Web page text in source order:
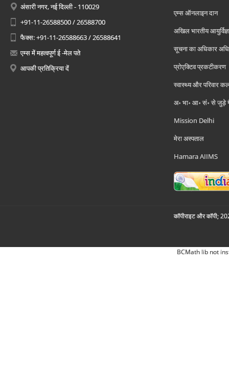
अंसारी नगर, नई दिल्ली - 110029
+91-11-26588500 / 26588700
फैक्स: +91-11-26588663 / 26588641
एम्स में महत्वपूर्ण ई -मेल पते
आपकी प्रतिक्रिया दें
एम्स ऑनलाइन दान
अखिल भारतीय
सूचना का अधिकार
प्रोएक्टिव प्रकटीकरण
स्वास्थ्य और परिवार
अ॰ भा॰ आ॰ सं॰ से जुड़े
Mission Delhi
मेरा अस्पताल
Hamara AIIMS
कॉपीराइट और कॉपी;
BCMath lib not